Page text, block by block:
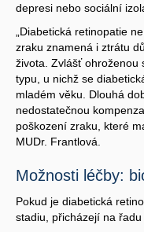
depresi nebo sociální
„Diabetická retinopatie
zraku znamená i ztrátu
života. Zvlášť ohroženou
typu, u nichž se
mladém věku. Dlouhá
nedostatečnou
poškození zraku, které
MUDr. Frantlová.
Možnosti léčby:
Pokud je diabetická
stadiu, přicházejí na